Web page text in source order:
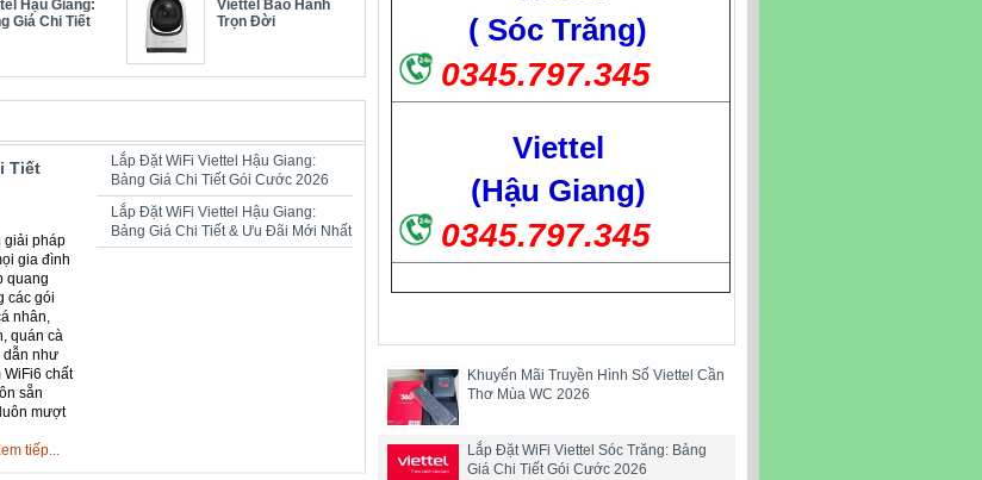
Hậu Giang:
Giá Chi Tiết
Viettel Bảo Hành
Trọn Đời
Tiết
giải pháp
gia đình
quang
các gói
nhân,
quán cà
dẫn như
chất
sẵn
mượt
tiếp...
Lắp Đặt WiFi Viettel Hậu Giang:
Bảng Giá Chi Tiết Gói Cước 2026
Lắp Đặt WiFi Viettel Hậu Giang:
Bảng Giá Chi Tiết & Ưu Đãi Mới Nhất
( Sóc Trăng)
0345.797.345
Viettel
(Hậu Giang)
0345.797.345
Khuyến Mãi Truyền Hình Số Viettel Cần
Thơ Mùa WC 2026
Lắp Đặt WiFi Viettel Sóc Trăng: Bảng
Giá Chi Tiết Gói Cước 2026